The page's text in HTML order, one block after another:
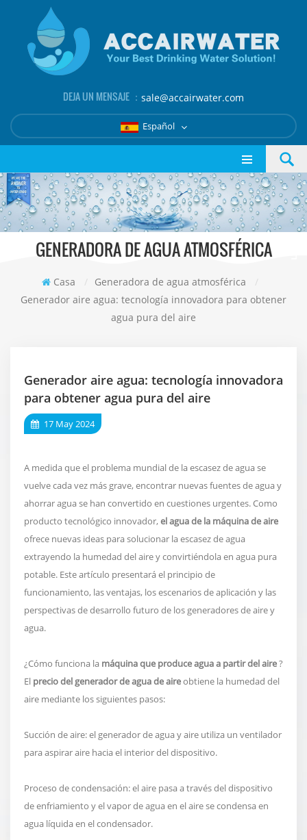
DEJA UN MENSAJE ： sale@accairwater.com
Español
GENERADORA DE AGUA ATMOSFÉRICA
Casa / Generadora de agua atmosférica
/
Generador aire agua: tecnología innovadora para obtener
agua pura del aire
Generador aire agua: tecnología innovadora
para obtener agua pura del aire
17 May 2024
A medida que el problema mundial de la escasez de agua se
vuelve cada vez más grave, encontrar nuevas fuentes de agua y
ahorrar agua se han convertido en cuestiones urgentes. Como
producto tecnológico innovador,el agua de la máquina de aire
ofrece nuevas ideas para solucionar la escasez de agua
extrayendo la humedad del aire y convirtiéndola en agua pura
potable. Este artículo presentará el principio de
funcionamiento, las ventajas, los escenarios de aplicación y las
perspectivas de desarrollo futuro de los generadores de aire y
agua.
¿Cómo funciona la máquina que produce agua a partir del aire?
El precio del generador de agua de aireobtiene la humedad del
aire mediante los siguientes pasos:
Succión de aire: el generador de agua y aire utiliza un ventilador
para aspirar aire hacia el interior del dispositivo.
Proceso de condensación: el aire pasa a través del dispositivo
de enfriamiento y el vapor de agua en el aire se condensa en
agua líquida en el condensador.